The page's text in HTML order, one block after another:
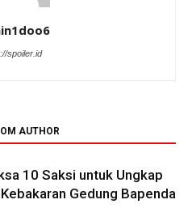
spoiler.id
AUTHOR
10 Saksi untuk Ungkap
Gedung Bapenda